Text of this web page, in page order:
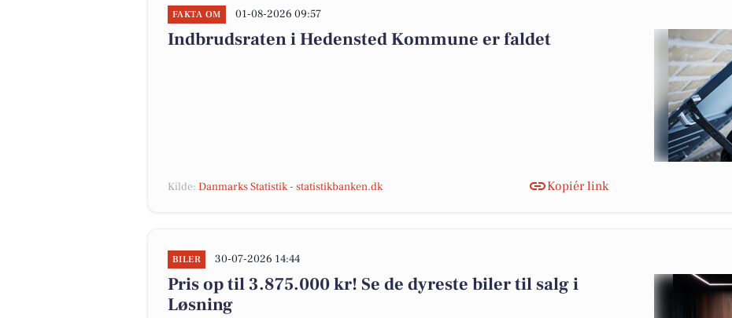
FAKTA OM 01-08-2026 09:57
Indbrudsraten i Hedensted Kommune er faldet
Kilde: Danmarks Statistik - statistikbanken.dk Kopiér link
BILER 30-07-2026 14:44
Pris op til 3.875.000 kr! Se de dyreste biler til salg i
Løsning